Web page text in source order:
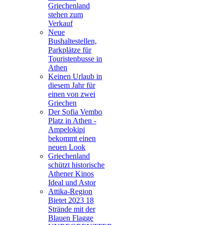
Griechenland
stehen zum
Verkauf
Neue
Bushaltestellen,
Parkplätze für
Touristenbusse in
Athen
Keinen Urlaub in
diesem Jahr für
einen von zwei
Griechen
Der Sofia Vembo
Platz in Athen -
Ampelokipi
bekommt einen
neuen Look
Griechenland
schützt historische
Athener Kinos
Ideal und Astor
Attika-Region
Bietet 2023 18
Strände mit der
Blauen Flagge